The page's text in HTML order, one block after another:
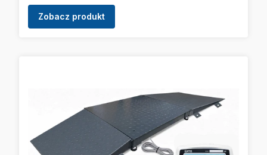
Zobacz produkt